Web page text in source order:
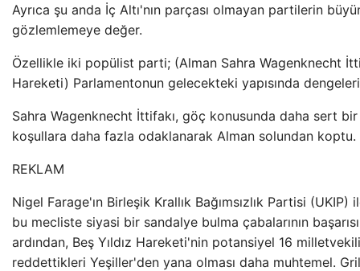
Ayrıca şu anda İç Altı'nın parçası olmayan partilerin
gözlemlemeye değer.
Özellikle iki popülist parti; (Alman Sahra Wagenknecht
Hareketi) Parlamentonun gelecekteki yapısında
Sahra Wagenknecht İttifakı, göç konusunda daha sert
koşullara daha fazla odaklanarak Alman solundan koptu.
REKLAM
Nigel Farage'ın Birleşik Krallık Bağımsızlık Partisi
bu mecliste siyasi bir sandalye bulma çabalarının
ardından, Beş Yıldız Hareketi'nin potansiyel 16
reddettikleri Yeşiller'den yana olması daha muhtemel.